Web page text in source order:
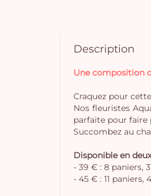
Description
Une composition
Craquez pour
Nos fleuristes
parfaite pour faire
Succombez au
Disponible en
- 39 € : 8 paniers,
- 45 € : 11